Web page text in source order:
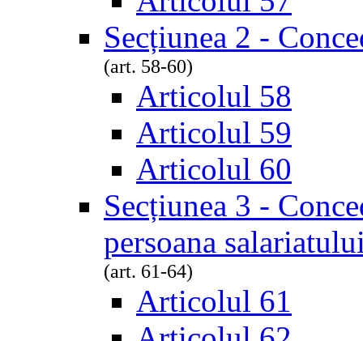
Secțiunea 2 -
(art. 58-60)
Articolul 58
Articolul 59
Articolul 60
Secțiunea 3 -
persoana
(art. 61-64)
Articolul 61